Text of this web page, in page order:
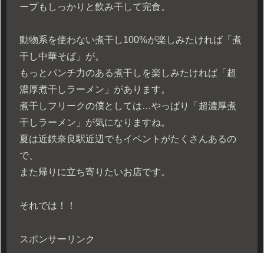
ープもしっかりと飲み干して完食。
動物系を使わない煮干し100%が楽しみたければ「煮
干し中華そば」が。
もっとパンチ力のある煮干しを楽しみたければ「超
濃厚煮干しラーメン」があります。
煮干しフリークの僕としては…やっぱり「超濃厚煮
干しラーメン」が気になりますね。
夏は近鉄奈良駅近辺でもイベントがたくさんあるの
で、
また帰りに立ち寄りたいお店です。
それでは！！
スポンサーリンク